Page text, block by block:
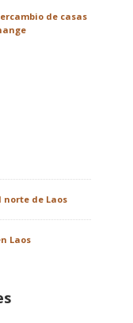
de casas
de Laos
Laos